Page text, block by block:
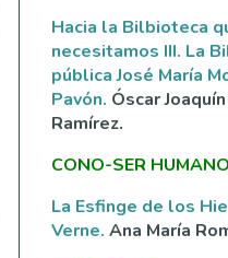
Hacia la Bilbioteca
necesitamos III. La
pública José María
Pavón. Óscar
Ramírez.
CONO-SER HUMANO
La Esfinge de los
Verne. Ana María